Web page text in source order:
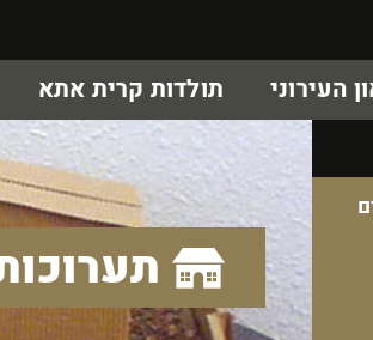
העירוני תולדות קרית אתא